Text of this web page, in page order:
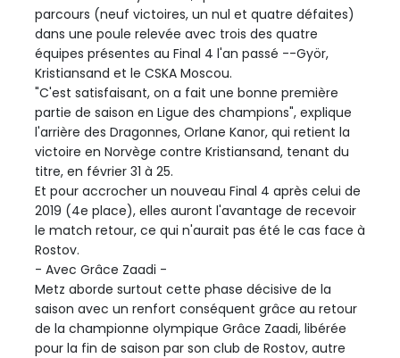
parcours (neuf victoires, un nul et quatre défaites)
dans une poule relevée avec trois des quatre
équipes présentes au Final 4 l'an passé --Györ,
Kristiansand et le CSKA Moscou.
"C'est satisfaisant, on a fait une bonne première
partie de saison en Ligue des champions", explique
l'arrière des Dragonnes, Orlane Kanor, qui retient la
victoire en Norvège contre Kristiansand, tenant du
titre, en février 31 à 25.
Et pour accrocher un nouveau Final 4 après celui de
2019 (4e place), elles auront l'avantage de recevoir
le match retour, ce qui n'aurait pas été le cas face à
Rostov.
- Avec Grâce Zaadi -
Metz aborde surtout cette phase décisive de la
saison avec un renfort conséquent grâce au retour
de la championne olympique Grâce Zaadi, libérée
pour la fin de saison par son club de Rostov, autre